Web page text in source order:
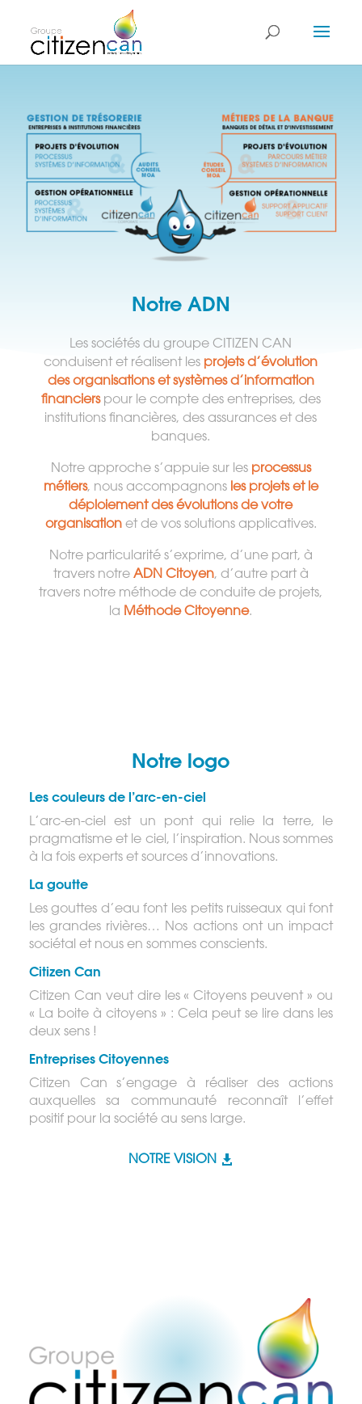
Notre ADN
Les sociétés du groupe CITIZEN CAN
conduisent et réalisent les projets d’évolution
des organisations et systèmes d’information
financierspour le compte des entreprises, des
institutions financières, des assurances et des
banques.
Notre approche s’appuie sur les processus
métiers, nous accompagnons les projets et le
déploiement des évolutions de votre
organisationet de vos solutions applicatives.
Notre particularité s’exprime, d’une part, à
travers notre ADN Citoyen, d’autre part à
travers notre méthode de conduite de projets,
la Méthode Citoyenne.
Notre logo
Les couleurs de l’arc-en-ciel
L’arc-en-ciel est un pont qui relie la terre, le
pragmatisme et le ciel, l’inspiration. Nous sommes
à la fois experts et sources d’innovations.
La goutte
Les gouttes d’eau font les petits ruisseaux qui font
les grandes rivières… Nos actions ont un impact
sociétal et nous en sommes conscients.
Citizen Can
Citizen Can veut dire les « Citoyens peuvent » ou
« La boite à citoyens » : Cela peut se lire dans les
deux sens !
Entreprises Citoyennes
Citizen Can s’engage à réaliser des actions
auxquelles sa communauté reconnaît l’effet
positif pour la société au sens large.
NOTRE VISION